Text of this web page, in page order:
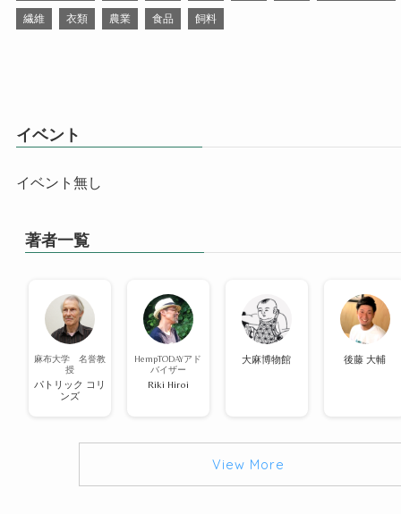
繊維 衣類 農業 食品 飼料
イベント
イベント無し
著者一覧
麻布大学 名誉教
授
パトリック コリ
ンズ
HempTODAYアド
バイザー
Riki Hiroi
大麻博物館 後藤 大輔
View More